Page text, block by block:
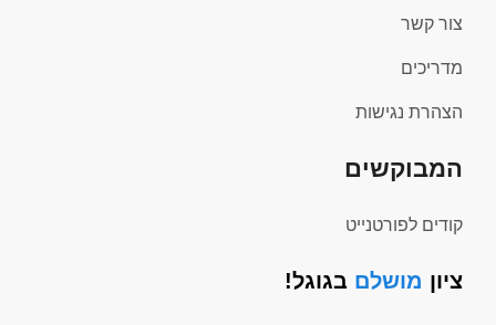
צור קשר
מדריכים
הצהרת נגישות
המבוקשים
קודים לפורטנייט
ציון מושלם בגוגל!